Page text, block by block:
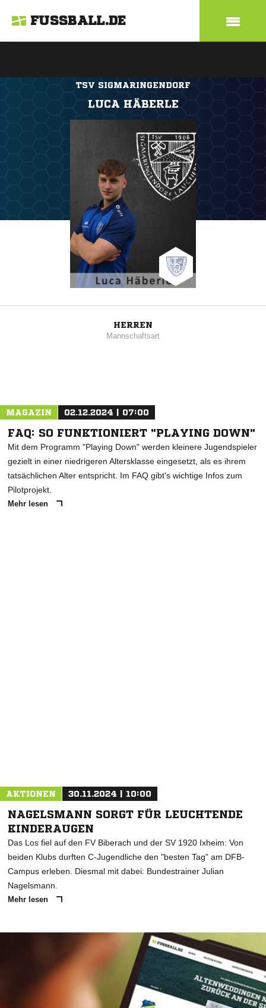
FUSSBALL.DE
TSV SIGMARINGENDORF
LUCA HÄBERLE
HERREN
Mannschaftsart
MAGAZIN 02.12.2024 | 07:00
FAQ: SO FUNKTIONIERT "PLAYING DOWN"
Mit dem Programm "Playing Down" werden kleinere Jugendspieler
gezielt in einer niedrigeren Altersklasse eingesetzt, als es ihrem
tatsächlichen Alter entspricht. Im FAQ gibt's wichtige Infos zum
Pilotprojekt.
Mehr lesen
AKTIONEN 30.11.2024 | 10:00
NAGELSMANN SORGT FÜR LEUCHTENDE
KINDERAUGEN
Das Los fiel auf den FV Biberach und der SV 1920 Ixheim: Von
beiden Klubs durften C-Jugendliche den "besten Tag" am DFB-
Campus erleben. Diesmal mit dabei: Bundestrainer Julian
Nagelsmann.
Mehr lesen